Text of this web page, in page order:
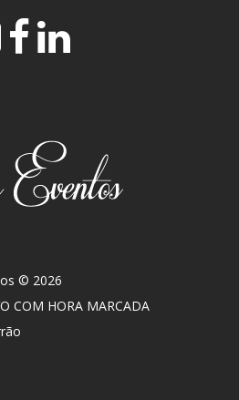
© 2026
COM HORA MARCADA